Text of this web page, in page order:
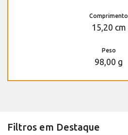
Comprimento
15,20 cm
Peso
98,00 g
Filtros em Destaque